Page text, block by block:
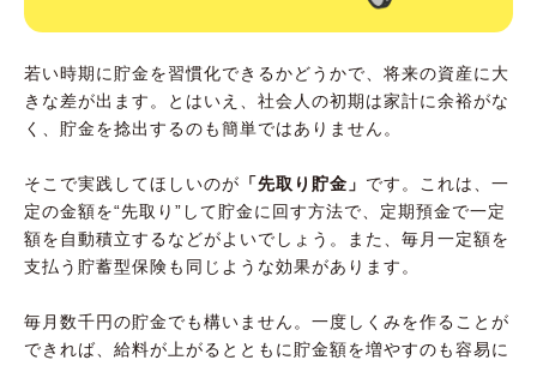
若い時期に貯金を習慣化できるかどうかで、将来の資産に大
きな差が出ます。とはいえ、社会人の初期は家計に余裕がな
く、貯金を捻出するのも簡単ではありません。
そこで実践してほしいのが 「先取り貯金」 です。これは、一
定の金額を“先取り”して貯金に回す方法で、定期預金で一定
額を自動積立するなどがよいでしょう。また、毎月一定額を
支払う貯蓄型保険も同じような効果があります。
毎月数千円の貯金でも構いません。一度しくみを作ることが
できれば、給料が上がるとともに貯金額を増やすのも容易に